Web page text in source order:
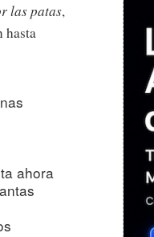
las patas,
hasta
ahora